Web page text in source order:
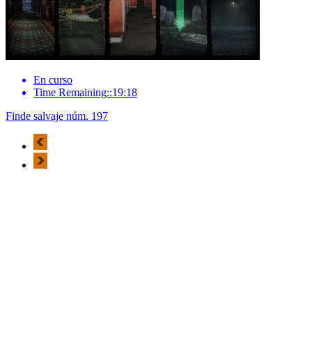
En curso
Time Remaining::19:18
Finde salvaje núm. 197